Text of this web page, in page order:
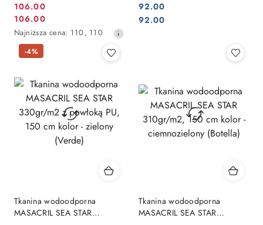
Cena
promocyjna:
106.00
Cena
promocyjna:
106.00
Najniższa
cena
przed
obniżką
Najniższa cena: 110, 110
Cena:
92.00
Cena:
92.00
Tkanina wodoodporna
MASACRIL SEA STAR
-4%
Tkanina wodoodporna
MASACRIL SEA STAR